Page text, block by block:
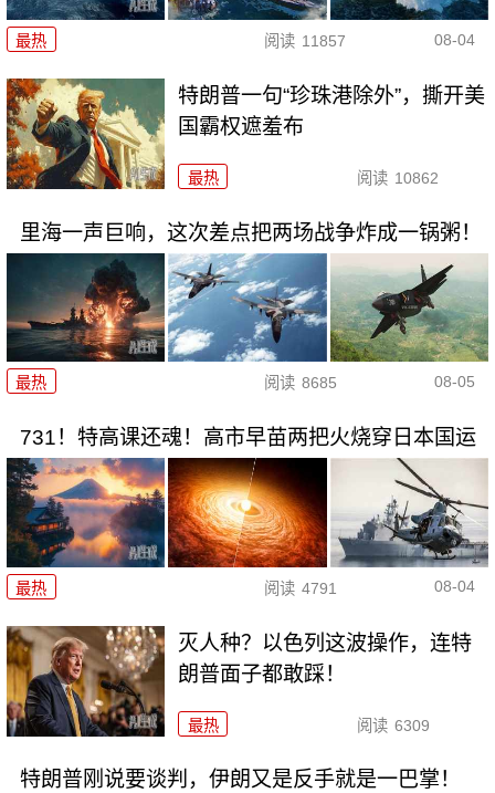
最热 阅读 11857 08-04
特朗普一句“珍珠港除外”，撕开美
国霸权遮羞布
最热 阅读 10862
里海一声巨响，这次差点把两场战争炸成一锅粥！
最热 阅读 8685 08-05
731！特高课还魂！高市早苗两把火烧穿日本国运
最热 阅读 4791 08-04
灭人种？以色列这波操作，连特
朗普面子都敢踩！
最热 阅读 6309
特朗普刚说要谈判，伊朗又是反手就是一巴掌！